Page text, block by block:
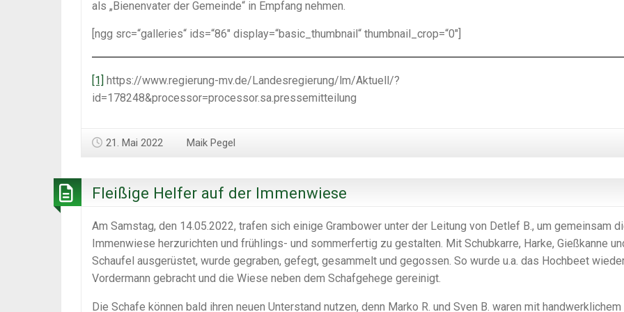
als „Bienenvater der Gemeinde“ in Empfang nehmen.
[ngg src=“galleries“ ids=“86″ display=“basic_thumbnail“ thumbnail_crop=“0″]
[1] https://www.regierung-mv.de/Landesregierung/lm/Aktuell/?
id=178248&processor=processor.sa.pressemitteilung
21. Mai 2022 Maik Pegel
Fleißige Helfer auf der Immenwiese
Am Samstag, den 14.05.2022, trafen sich einige Grambower unter der Leitung von Detlef B., um gemeinsam
Immenwiese herzurichten und frühlings- und sommerfertig zu gestalten. Mit Schubkarre, Harke, Gießkanne
Schaufel ausgerüstet, wurde gegraben, gefegt, gesammelt und gegossen. So wurde u.a. das Hochbeet
Vordermann gebracht und die Wiese neben dem Schafgehege gereinigt.
Die Schafe können bald ihren neuen Unterstand nutzen, denn Marko R. und Sven B. waren mit handwerklichem